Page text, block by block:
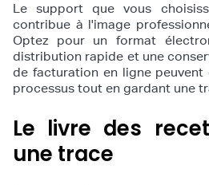
Le support que vous
contribue à l'image
Optez pour un format
distribution rapide et une
de facturation en ligne
processus tout en gardant une
Le livre des
une trace